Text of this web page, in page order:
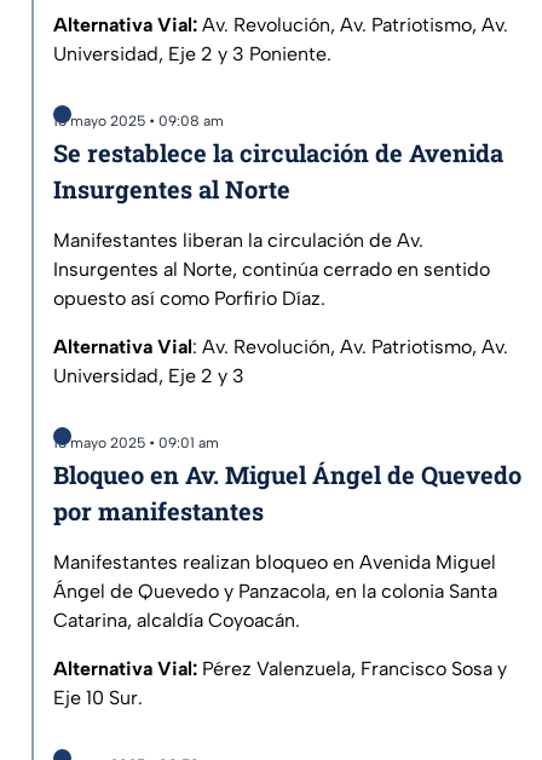
Alternativa Vial: Av. Revolución, Av. Patriotismo, Av.
Universidad, Eje 2 y 3 Poniente.
13 mayo 2025 • 09:08 am
Se restablece la circulación de Avenida
Insurgentes al Norte
Manifestantes liberan la circulación de Av.
Insurgentes al Norte, continúa cerrado en sentido
opuesto así como Porfirio Díaz.
Alternativa Vial: Av. Revolución, Av. Patriotismo, Av.
Universidad, Eje 2 y 3
13 mayo 2025 • 09:01 am
Bloqueo en Av. Miguel Ángel de Quevedo
por manifestantes
Manifestantes realizan bloqueo en Avenida Miguel
Ángel de Quevedo y Panzacola, en la colonia Santa
Catarina, alcaldía Coyoacán.
Alternativa Vial: Pérez Valenzuela, Francisco Sosa y
Eje 10 Sur.